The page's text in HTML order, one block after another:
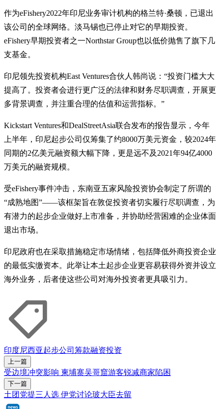
作为eFishery2022年印尼业务审计机构的格兰特·桑顿，已退出
该公司的全球网络。淡马锡也已停止对它的早期投资。
eFishery早期投资者之一Northstar Group也以低价抛售了旗下几
支基金。
印尼领先投资机构East Ventures合伙人韩尚说：“投资门槛大大
提高了。投资者会进行更广泛的法律和财务尽职调查，开展更
多背景调查，并注重合理的估值和运营指标。”
Kickstart Ventures和DealStreetAsia联合发布的报告显示，今年
上半年，印尼起步公司仅筹集了约8000万美元资金，较2024年
同期的2亿美元融资额大幅下降，更是远不及2021年94亿4000
万美元的融资规模。
受eFishery事件冲击，东南亚五家风险投资协会制定了所谓的
“成熟地图”——该框架旨在敦促投资者切实履行尽职调查，为
有潜力的起步企业做好上市准备，并协助经营困难的企业体面
退出市场。
印尼政府也在采取措施稳定市场情绪，包括降低外商投资企业
的最低实缴资本。此举让本土起步企业更容易获得外资并设立
海外业务，后者使这些公司对海外投资者更具吸引力。
印度尼西亚起步公司 筹款融资投资
上一篇
受边境冲突影响 柬埔寨吴哥窟游客锐减商家陷困
下一篇
土团党提三人选 伊党讨论玻大臣去留